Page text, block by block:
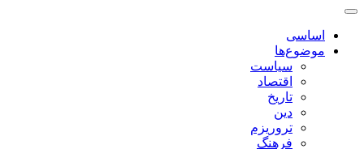
اساسی
موضوع‌ها
سیاست
اقتصاد
تاریخ
دین
تروریزم
فرهنگ